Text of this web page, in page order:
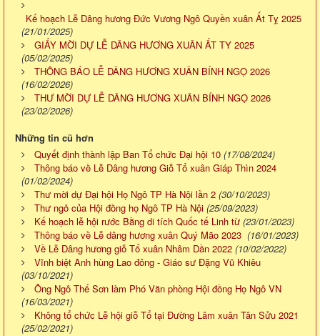
Kế hoạch Lễ Dâng hương Đức Vương Ngô Quyền xuân Ất Tỵ 2025
(21/01/2025)
GIẤY MỜI DỰ LỄ DÂNG HƯƠNG XUÂN ẤT TY 2025
(05/02/2025)
THÔNG BÁO LỄ DÂNG HƯƠNG XUÂN BÍNH NGỌ 2026
(16/02/2026)
THƯ MỜI DỰ LỄ DÂNG HƯƠNG XUÂN BÍNH NGỌ 2026
(23/02/2026)
Những tin cũ hơn
Quyết định thành lập Ban Tổ chức Đại hội 10 (17/08/2024)
Thông báo về Lễ Dâng hương Giỗ Tổ xuân Giáp Thìn 2024
(01/02/2024)
Thư mời dự Đại hội Họ Ngô TP Hà Nội lần 2 (30/10/2023)
Thư ngỏ của Hội đồng họ Ngô TP Hà Nội (25/09/2023)
Kế hoạch lễ hội rước Bằng di tích Quốc tế Linh từ (23/01/2023)
Thông báo về Lễ dâng hương xuân Quý Mão 2023 (16/01/2023)
Về Lễ Dâng hương giỗ Tổ xuân Nhâm Dần 2022 (10/02/2022)
Vĩnh biệt Anh hùng Lao đông - Giáo sư Đặng Vũ Khiêu
(03/10/2021)
Ông Ngô Thế Sơn làm Phó Văn phòng Hội đồng Họ Ngô VN
(16/03/2021)
Không tổ chức Lễ hội giỗ Tổ tại Đường Lâm xuân Tân Sửu 2021
(25/02/2021)